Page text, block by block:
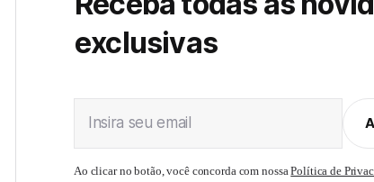
exclusivas
Insira seu email
Ao clicar no botão, você concorda com nossaPolítica de